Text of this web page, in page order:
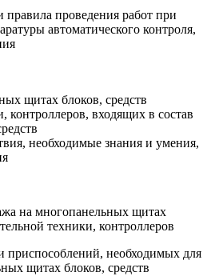
проведения работ при
автоматического контроля,
щитах блоков, средств
контроллеров, входящих в состав
необходимые знания и умения,
на многопанельных щитах
техники, контроллеров
приспособлений, необходимых для
щитах блоков, средств